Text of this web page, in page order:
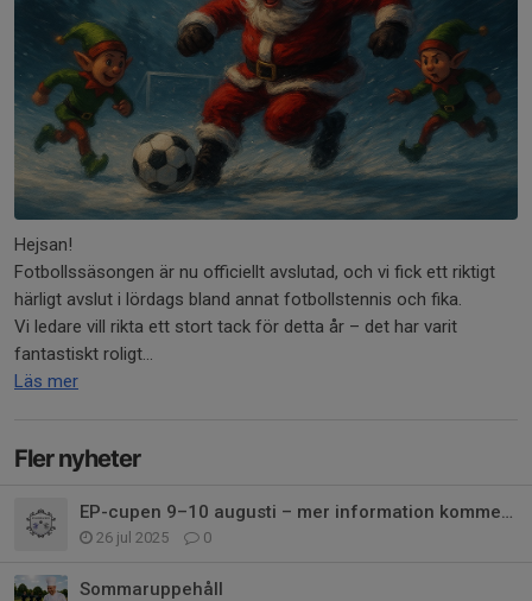
Hejsan!
Fotbollssäsongen är nu officiellt avslutad, och vi fick ett riktigt
härligt avslut i lördags bland annat fotbollstennis och fika.
Vi ledare vill rikta ett stort tack för detta år – det har varit
fantastiskt roligt...
Läs mer
Fler nyheter
EP-cupen 9–10 augusti – mer information kommer snart!
26 jul 2025 0
Sommaruppehåll